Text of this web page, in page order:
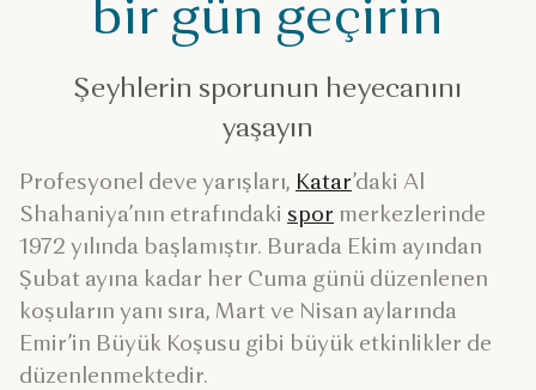
bir gün geçirin
Şeyhlerin sporunun heyecanını
yaşayın
Profesyonel deve yarışları, Katar’daki Al
Shahaniya’nın etrafındaki spor merkezlerinde
1972 yılında başlamıştır. Burada Ekim ayından
Şubat ayına kadar her Cuma günü düzenlenen
koşuların yanı sıra, Mart ve Nisan aylarında
Emir’in Büyük Koşusu gibi büyük etkinlikler de
düzenlenmektedir.